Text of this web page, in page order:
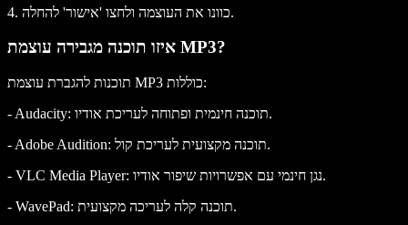
4. כוונו את העוצמה ולחצו 'אישור' להחלה.
איזו תוכנה מגבירה עוצמת MP3?
תוכנות להגברת עוצמת MP3 כוללות:
- Audacity: תוכנה חינמית ופתוחה לעריכת אודיו.
- Adobe Audition: תוכנה מקצועית לעריכת קול.
- VLC Media Player: נגן חינמי עם אפשרויות שיפור אודיו.
- WavePad: תוכנה קלה לעריכה מקצועית.